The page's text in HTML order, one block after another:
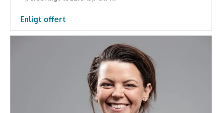
Enligt offert